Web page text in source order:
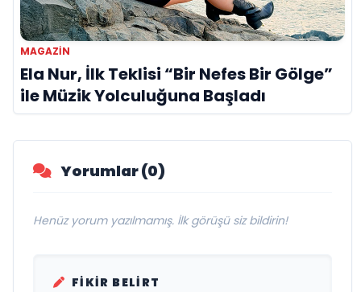
MAGAZIN
Ela Nur, İlk Teklisi “Bir Nefes Bir Gölge”
ile Müzik Yolculuğuna Başladı
Yorumlar (0)
Henüz yorum yazılmamış. İlk görüşü siz bildirin!
FIKIR BELIRT